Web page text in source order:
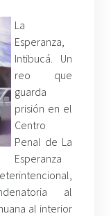
La
Esperanza,
Intibucá. Un
reo que
guarda
prisión en el
Centro
Penal de La
Esperanza
al
al interior